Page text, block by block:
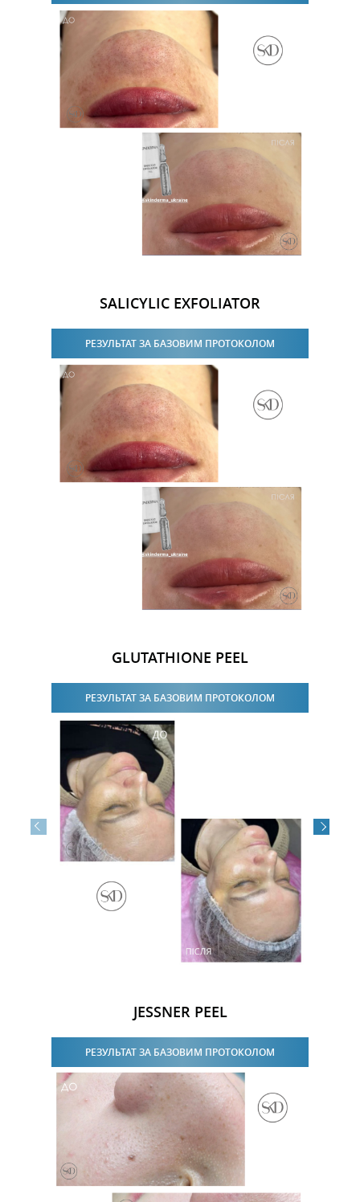
SALICYLIC EXFOLIATOR
РЕЗУЛЬТАТ ЗА БАЗОВИМ ПРОТОКОЛОМ
GLUTATHIONE PEEL
РЕЗУЛЬТАТ ЗА БАЗОВИМ ПРОТОКОЛОМ
JESSNER PEEL
РЕЗУЛЬТАТ ЗА БАЗОВИМ ПРОТОКОЛОМ